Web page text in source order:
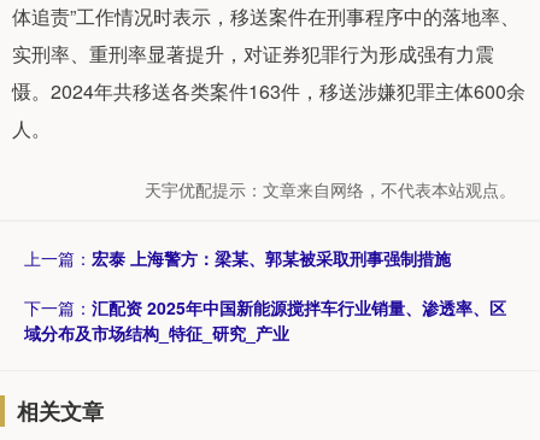
体追责”工作情况时表示，移送案件在刑事程序中的落地率、
实刑率、重刑率显著提升，对证券犯罪行为形成强有力震
慑。2024年共移送各类案件163件，移送涉嫌犯罪主体600余
人。
天宇优配提示：文章来自网络，不代表本站观点。
上一篇： 宏泰 上海警方：梁某、郭某被采取刑事强制措施
下一篇： 汇配资 2025年中国新能源搅拌车行业销量、渗透率、区
域分布及市场结构_特征_研究_产业
相关文章